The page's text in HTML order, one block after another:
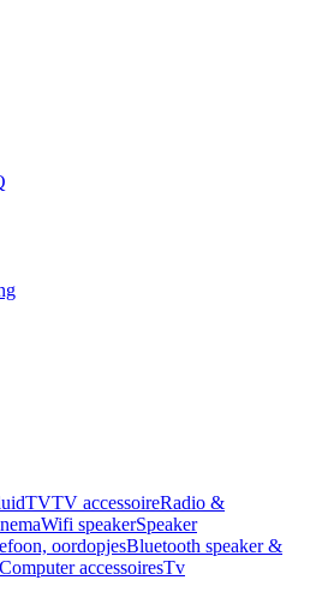
TVTV accessoireRadio &
Wifi speakerSpeaker
oordopjesBluetooth speaker &
accessoiresTv